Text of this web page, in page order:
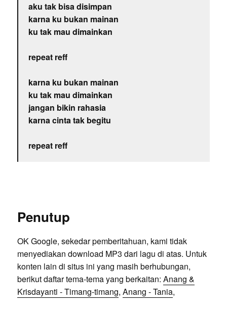
aku tak bisa disimpan
karna ku bukan mainan
ku tak mau dimainkan
repeat reff
karna ku bukan mainan
ku tak mau dimainkan
jangan bikin rahasia
karna cinta tak begitu
repeat reff
Penutup
OK Google, sekedar pemberitahuan, kami tidak
menyediakan download MP3 dari lagu di atas. Untuk
konten lain di situs ini yang masih berhubungan,
berikut daftar tema-tema yang berkaitan: Anang &
Krisdayanti - Timang-timang, Anang - Tania,